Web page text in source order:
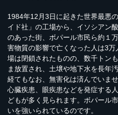
1984年12月3日に起きた世界最悪
イド社」の工場から、イソシアン
のあった街、ボパール市民ら約１
害物質の影響で亡くなった人は3
場は閉鎖されたものの、数千トン
ま放置され、土壌や地下水を長年
経てもなお、無害化は済んでいま
心臓疾患、眼疾患などを発症する
どもが多く見られます。ボパール
いを強いられているのです。